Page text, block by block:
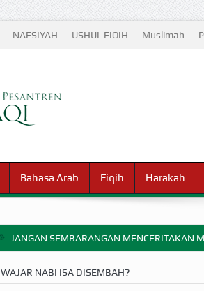
NAFSIYAH USHUL FIQIH Muslimah
Bahasa Arab Fiqih Harakah
JANGAN SEMBARANGAN MENCERITAKAN
WAJAR NABI ISA DISEMBAH?